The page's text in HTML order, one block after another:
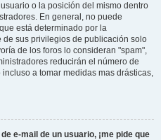
o la posición del mismo dentro
En general, no puede
está determinado por la
de sus privilegios de publicación solo
de los foros lo consideran "spam",
reducirán el número de
a tomar medidas mas drásticas,
e-mail de un usuario, ¡me pide que